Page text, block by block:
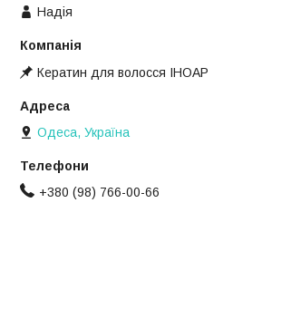
Надія
Кератин для волосся ІНОАР
Одеса, Україна
+380 (98) 766-00-66